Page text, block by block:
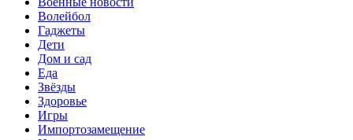
Волейбол
Гаджеты
Дети
Дом и сад
Еда
Звёзды
Здоровье
Игры
Импортозамещение